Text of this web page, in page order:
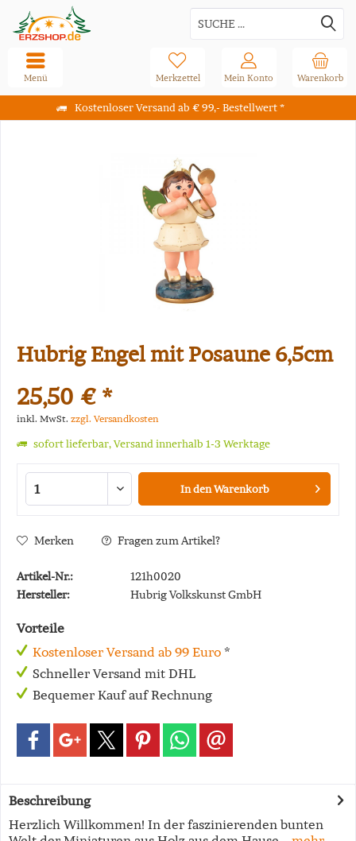
Kostenloser Versand ab € 99,- Bestellwert *
Warenkorb
Merkzettel Mein Konto
Menü
Hubrig Engel mit Posaune 6,5cm
25,50 € *
inkl. MwSt. zzgl. Versandkosten
sofort lieferbar, Versand innerhalb 1-3 Werktage
In denWarenkorb
Merken Fragen zum Artikel?
Artikel-Nr.:
121h0020
Hersteller:
Hubrig Volkskunst GmbH
Vorteile
Kostenloser Versand ab 99 Euro *
Schneller Versand mit DHL
Bequemer Kauf auf Rechnung
Beschreibung
Herzlich Willkommen! In der faszinierenden bunten